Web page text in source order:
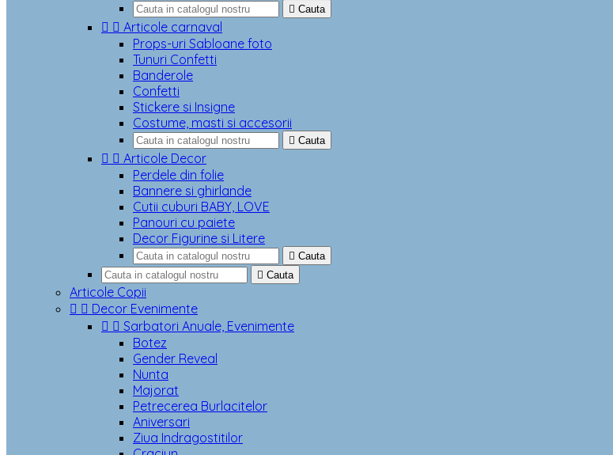
 Cauta
  Articole carnaval
Props-uri Sabloane foto
Tunuri Confetti
Banderole
Confetti
Stickere si Insigne
Costume, masti si accesorii
 Cauta
  Articole Decor
Perdele din folie
Bannere si ghirlande
Cutii cuburi BABY, LOVE
Panouri cu paiete
Decor Figurine si Litere
 Cauta
 Cauta
Articole Copii
  Decor Evenimente
  Sarbatori Anuale, Evenimente
Botez
Gender Reveal
Nunta
Majorat
Petrecerea Burlacitelor
Aniversari
Ziua Indragostitilor